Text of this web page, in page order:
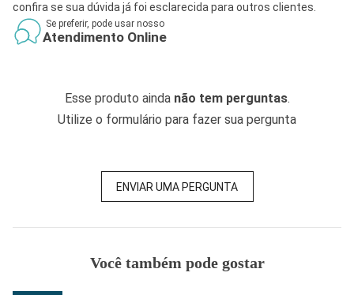
confira se sua dúvida já foi esclarecida para outros clientes.
Se preferir, pode usar nosso
Atendimento Online
Esse produto ainda não tem perguntas.
Utilize o formulário para fazer sua pergunta
ENVIAR UMA PERGUNTA
Você também pode gostar